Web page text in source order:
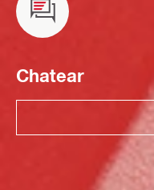
Chatear